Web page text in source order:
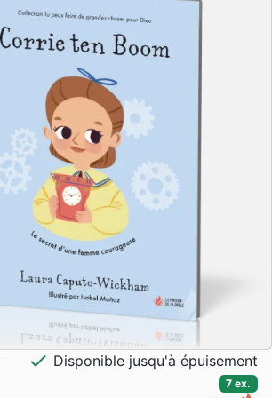
check Disponible jusqu'à épuisement
7 ex.